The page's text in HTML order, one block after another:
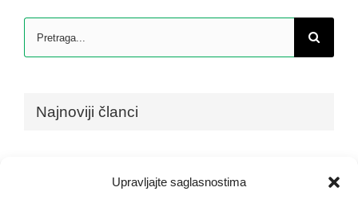
Upravljajte saglasnostima
for:
Najnoviji članci
ponuda za kupovinu nekretnine Moluhe, u ul. Rudarska